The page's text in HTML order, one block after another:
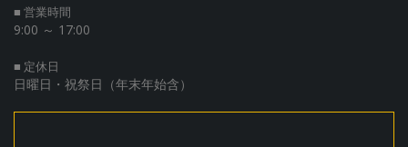
■ 営業時間
9:00 ～ 17:00
■ 定休日
日曜日・祝祭日（年末年始含）